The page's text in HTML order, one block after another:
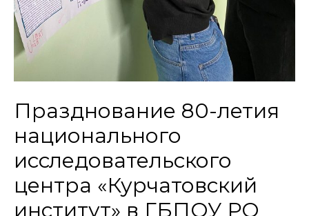
Празднование 80-летия
национального
исследовательского
центра «Курчатовский
институт» в ГБПОУ РО